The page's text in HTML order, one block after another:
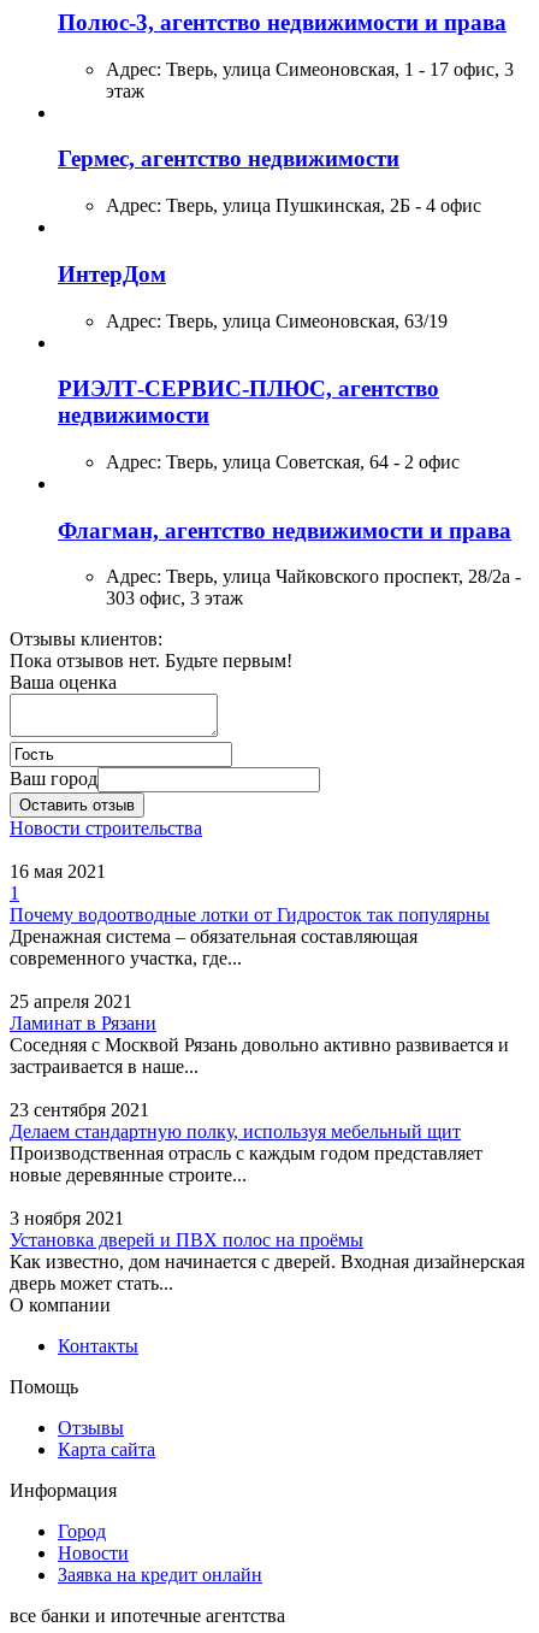
Полюс-3, агентство недвижимости и права
Адрес: Тверь, улица Симеоновская, 1 - 17 офис, 3
этаж
Гермес, агентство недвижимости
Адрес: Тверь, улица Пушкинская, 2Б - 4 офис
ИнтерДом
Адрес: Тверь, улица Симеоновская, 63/19
РИЭЛТ-СЕРВИС-ПЛЮС, агентство
недвижимости
Адрес: Тверь, улица Советская, 64 - 2 офис
Флагман, агентство недвижимости и права
Адрес: Тверь, улица Чайковского проспект, 28/2а -
303 офис, 3 этаж
Отзывы клиентов:
Пока отзывов нет. Будьте первым!
Ваша оценка
Ваш город
Оставить отзыв
Новости строительства
16 мая 2021
1
Почему водоотводные лотки от Гидросток так популярны
Дренажная система – обязательная составляющая
современного участка, где...
25 апреля 2021
Ламинат в Рязани
Соседняя с Москвой Рязань довольно активно развивается и
застраивается в наше...
23 сентября 2021
Делаем стандартную полку, используя мебельный щит
Производственная отрасль с каждым годом представляет
новые деревянные строите...
3 ноября 2021
Установка дверей и ПВХ полос на проёмы
Как известно, дом начинается с дверей. Входная дизайнерская
дверь может стать...
О компании
Контакты
Помощь
Отзывы
Карта сайта
Информация
Город
Новости
Заявка на кредит онлайн
все банки и ипотечные агентства